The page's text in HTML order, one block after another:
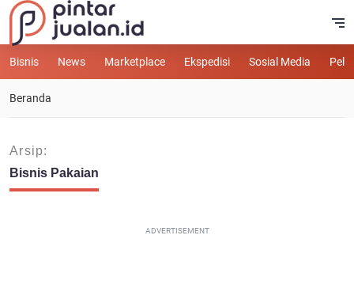
Bisnis News Marketplace Ekspedisi Sosial Media
Beranda
Arsip:
Bisnis Pakaian
ADVERTISEMENT